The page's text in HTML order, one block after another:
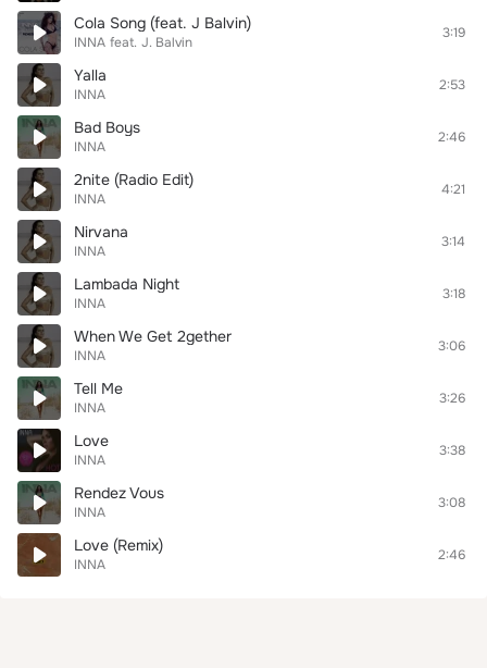
Cola Song (feat. J Balvin)
INNA feat. J. Balvin
3:19
Yalla
INNA
2:53
Bad Boys
INNA
2:46
2nite (Radio Edit)
INNA
4:21
Nirvana
INNA
3:14
Lambada Night
INNA
3:18
When We Get 2gether
INNA
3:06
Tell Me
INNA
3:26
Love
INNA
3:38
Rendez Vous
INNA
3:08
Love (Remix)
INNA
2:46